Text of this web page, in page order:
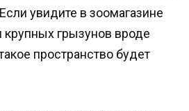
увидите в зоомагазине
грызунов вроде
пространство будет